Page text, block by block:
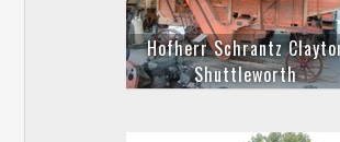
Hofherr Schrantz
Shuttleworth